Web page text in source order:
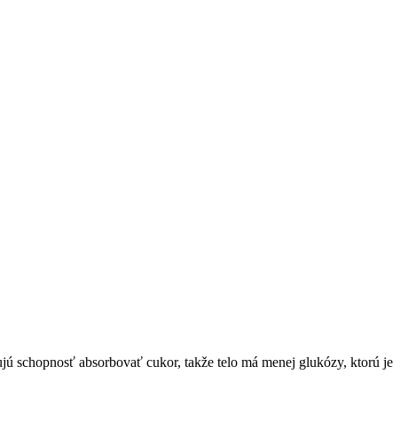
absorbovať cukor, takže telo má menej glukózy, ktorú je